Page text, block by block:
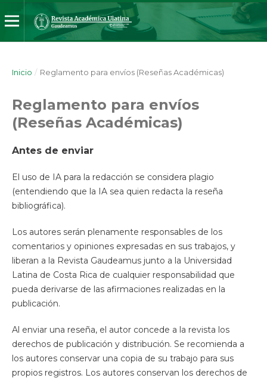
Inicio / Reglamento para envíos (Reseñas Académicas)
Reglamento para envíos
(Reseñas Académicas)
Antes de enviar
El uso de IA para la redacción se considera plagio
(entendiendo que la IA sea quien redacta la reseña
bibliográfica).
Los autores serán plenamente responsables de los
comentarios y opiniones expresadas en sus trabajos, y
liberan a la Revista Gaudeamus junto a la Universidad
Latina de Costa Rica de cualquier responsabilidad que
pueda derivarse de las afirmaciones realizadas en la
publicación.
Al enviar una reseña, el autor concede a la revista los
derechos de publicación y distribución. Se recomienda a
los autores conservar una copia de su trabajo para sus
propios registros. Los autores conservan los derechos de